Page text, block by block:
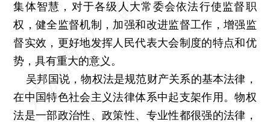
集体智慧，对于各级人大常委会依法行使监督职
权，健全监督机制，加强和改进监督工作，增强监
督实效，更好地发挥人民代表大会制度的特点和优
势，具有重大的意义。
吴邦国说，物权法是规范财产关系的基本法律，
在中国特色社会主义法律体系中起支架作用。物权
法是一部政治性、政策性、专业性都很强的法律，